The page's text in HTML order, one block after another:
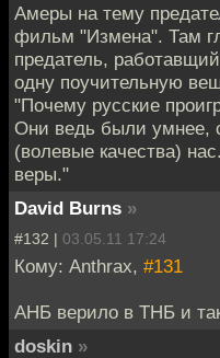
Амеры на тему
фильм "Измена". Там
предатель,
одну поучительную
"Почему русские
Они ведь были умнее,
(волевые качества)
веры."
David Burns »
#132 | 03.05.11 17:24
Кому: Anthrax, #131
АНБ верило в ТНБ и
doskin »